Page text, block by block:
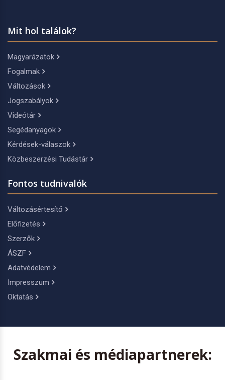
Mit hol találok?
Magyarázatok
Fogalmak
Változások
Jogszabályok
Videótár
Segédanyagok
Kérdések-válaszok
Közbeszerzési Tudástár
Fontos tudnivalók
Változásértesítő
Előfizetés
Szerzők
ÁSZF
Adatvédelem
Impresszum
Oktatás
Szakmai és médiapartnerek: